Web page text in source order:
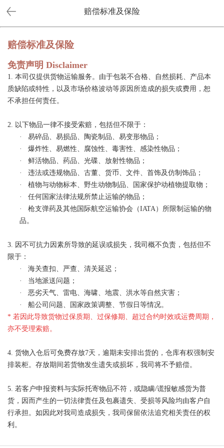
赔偿标准及保险
赔偿标准及保险
免责声明 Disclaimer
1. 本司仅提供货物运输服务。由于包装不合格、自然损耗、产品本
质缺陷或特性，以及市场价格波动等原因所造成的损失或费用，恕
不承担任何责任。
2. 以下物品一律不接受索赔，包括但不限于：
· 易碎品、易损品、陶瓷制品、易变形物品；
· 爆炸性、易燃性、腐蚀性、毒害性、感染性物品 ；
· 鲜活物品、药品、光碟、放射性物品 ；
· 违法或违规物品、古董、货币、文件、首饰及仿制饰品 ；
· 植物与动物标本、野生动物制品、国家保护动植物提取物 ；
· 任何国家法律法规所禁止运输的物品 ；
· 枪支弹药及其他国际航空运输协会（IATA）所限制运输的物
品。
3. 因不可抗力因素所导致的延误或损失，我司概不负责，包括但不
限于：
· 海关查扣、严查、清关延迟；
· 当地派送问题；
· 恶劣天气、雷电、海啸、地震、洪水等自然灾害；
· 船公司问题、国家政策调整、节假日等情况。
* 若因此导致货物过保质期、过保修期、超过合约时效或运费周期，
亦不受理索赔。
4. 货物入仓后可免费存放7天，逾期未安排出货的，仓库有权强制安
排装柜。存放期间若货物发生遗失或损坏，我司将不予赔偿。
5. 若客户申报资料与实际托寄物品不符，或隐瞒/谎报敏感货为普
货，因而产生的一切法律责任及包裹遗失、受损等风险均由客户自
行承担。如因此对我司造成损失，我司保留依法追究相关责任的权
利。